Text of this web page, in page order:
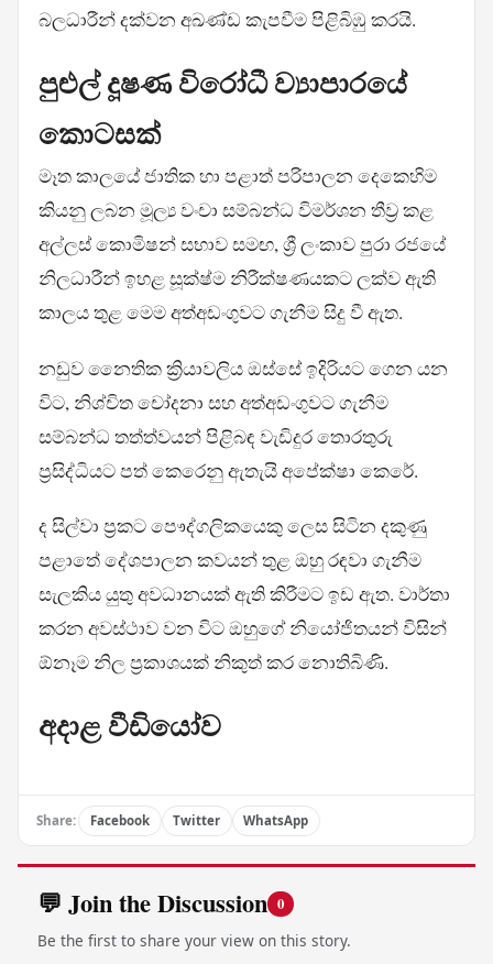
බලධාරීන් දක්වන අඛණ්ඩ කැපවීම පිළිබිඹු කරයි.
පුළුල් දූෂණ විරෝධී ව්‍යාපාරයේ
කොටසක්
මෑත කාලයේ ජාතික හා පළාත් පරිපාලන දෙකෙහිම
කියනු ලබන මූල්‍ය වංචා සම්බන්ධ විමර්ශන තීව්‍ර කළ
අල්ලස් කොමිෂන් සභාව සමඟ, ශ්‍රී ලංකාව පුරා රජයේ
නිලධාරීන් ඉහළ සූක්ෂ්ම නිරීක්ෂණයකට ලක්ව ඇති
කාලය තුළ මෙම අත්අඩංගුවට ගැනීම සිදු වී ඇත.
නඩුව නෛතික ක්‍රියාවලිය ඔස්සේ ඉදිරියට ගෙන යන
විට, නිශ්චිත චෝදනා සහ අත්අඩංගුවට ගැනීම
සම්බන්ධ තත්ත්වයන් පිළිබඳ වැඩිදුර තොරතුරු
ප්‍රසිද්ධියට පත් කෙරෙනු ඇතැයි අපේක්ෂා කෙරේ.
ද සිල්වා ප්‍රකට පෞද්ගලිකයෙකු ලෙස සිටින දකුණු
පළාතේ දේශපාලන කවයන් තුළ ඔහු රඳවා ගැනීම
සැලකිය යුතු අවධානයක් ඇති කිරීමට ඉඩ ඇත. වාර්තා
කරන අවස්ථාව වන විට ඔහුගේ නියෝජිතයන් විසින්
ඕනෑම නිල ප්‍රකාශයක් නිකුත් කර නොතිබිණි.
අදාළ වීඩියෝව
Share: Facebook Twitter WhatsApp
💬 Join the Discussion 0
Be the first to share your view on this story.